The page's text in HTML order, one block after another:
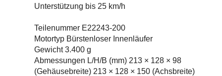
Unterstützung bis 25 km/h
Teilenummer E22243-200
Motortyp Bürstenloser Innenläufer
Gewicht 3.400 g
Abmessungen L/H/B (mm) 213 × 128 × 98
(Gehäusebreite) 213 × 128 × 150 (Achsbreite)